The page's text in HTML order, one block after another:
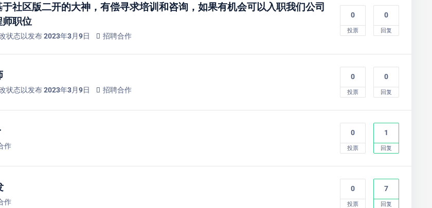
社区版二开的大神，有偿寻求培训和咨询，如果有机会可以入职我们公司
职位
状态以发布2023年3月9日 招聘合作
0
投票
0
回复
状态以发布2023年3月9日 招聘合作
0
投票
0
回复
作
0
投票
1
回复
作
0
投票
7
回复